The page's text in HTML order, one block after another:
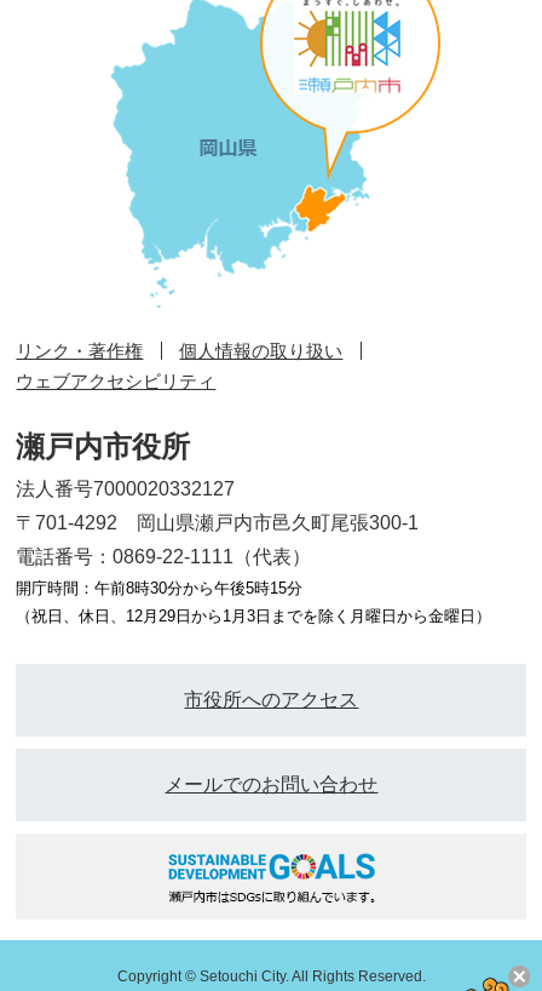
リンク・著作権
個人情報の取り扱い
ウェブアクセシビリティ
瀬戸内市役所
法人番号7000020332127
〒701-4292 岡山県瀬戸内市邑久町尾張300-1
電話番号：0869-22-1111（代表）
開庁時間：午前8時30分から午後5時15分
（祝日、休日、12月29日から1月3日までを除く月曜日から金曜日）
市役所へのアクセス
メールでのお問い合わせ
Copyright © Setouchi City. All Rights Reserved.